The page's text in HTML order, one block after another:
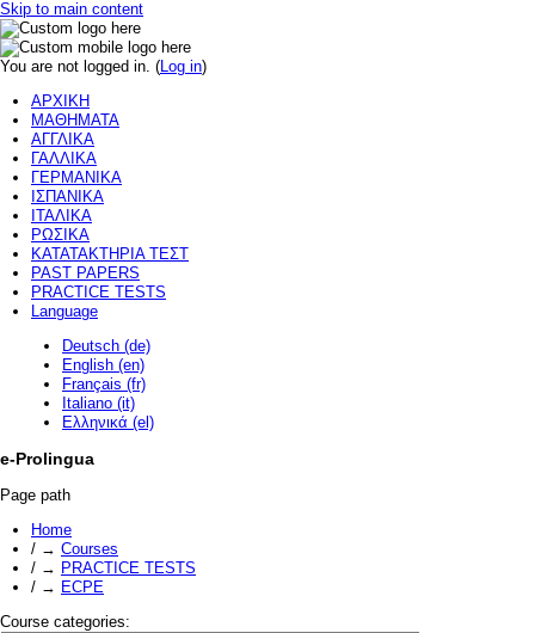
Skip to main content
You are not logged in. (Log in)
ΑΡΧΙΚΗ
ΜΑΘΗΜΑΤΑ
ΑΓΓΛΙΚΑ
ΓΑΛΛΙΚΑ
ΓΕΡΜΑΝΙΚΑ
ΙΣΠΑΝΙΚΑ
ΙΤΑΛΙΚΑ
ΡΩΣΙΚΑ
ΚΑΤΑΤΑΚΤΗΡΙΑ ΤΕΣΤ
PAST PAPERS
PRACTICE TESTS
Language
Deutsch (de)
English (en)
Français (fr)
Italiano (it)
Ελληνικά (el)
e-Prolingua
Page path
Home
/ → Courses
/ → PRACTICE TESTS
/ → ECPE
Course categories: